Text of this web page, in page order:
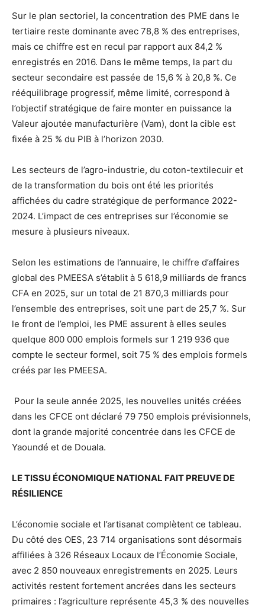
Sur le plan sectoriel, la concentration des PME dans le
tertiaire reste dominante avec 78,8 % des entreprises,
mais ce chiffre est en recul par rapport aux 84,2 %
enregistrés en 2016. Dans le même temps, la part du
secteur secondaire est passée de 15,6 % à 20,8 %. Ce
rééquilibrage progressif, même limité, correspond à
l’objectif stratégique de faire monter en puissance la
Valeur ajoutée manufacturière (Vam), dont la cible est
fixée à 25 % du PIB à l’horizon 2030.
Les secteurs de l’agro-industrie, du coton-textilecuir et
de la transformation du bois ont été les priorités
affichées du cadre stratégique de performance 2022-
2024. L’impact de ces entreprises sur l’économie se
mesure à plusieurs niveaux.
Selon les estimations de l’annuaire, le chiffre d’affaires
global des PMEESA s’établit à 5 618,9 milliards de francs
CFA en 2025, sur un total de 21 870,3 milliards pour
l’ensemble des entreprises, soit une part de 25,7 %. Sur
le front de l’emploi, les PME assurent à elles seules
quelque 800 000 emplois formels sur 1 219 936 que
compte le secteur formel, soit 75 % des emplois formels
créés par les PMEESA.
Pour la seule année 2025, les nouvelles unités créées
dans les CFCE ont déclaré 79 750 emplois prévisionnels,
dont la grande majorité concentrée dans les CFCE de
Yaoundé et de Douala.
LE TISSU ÉCONOMIQUE NATIONAL FAIT PREUVE DE
RÉSILIENCE
L’économie sociale et l’artisanat complètent ce tableau.
Du côté des OES, 23 714 organisations sont désormais
affiliées à 326 Réseaux Locaux de l’Économie Sociale,
avec 2 850 nouveaux enregistrements en 2025. Leurs
activités restent fortement ancrées dans les secteurs
primaires : l’agriculture représente 45,3 % des nouvelles